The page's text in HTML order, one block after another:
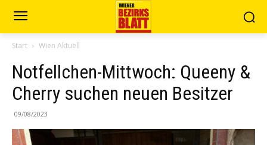
Start Wien Aktuell
Notfellchen-Mittwoch: Queeny &
Cherry suchen neuen Besitzer
09/08/2023